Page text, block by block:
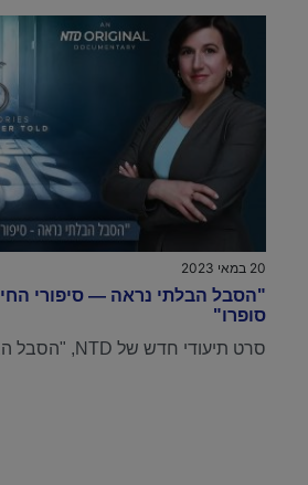
20 במאי 2023
"הסבל הבלתי נראה — סיפורי
סופרו"
סרט תיעודי חדש של NTD, "הסבל הבלתי נראה — סיפורי